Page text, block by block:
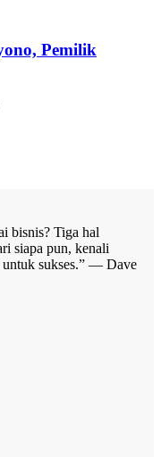
Pemilik
bisnis? Tiga hal
siapa pun, kenali
untuk sukses.” — Dave